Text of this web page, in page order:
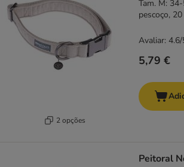
2 opções
Tam. M:
pescoço,
5,79 €
Avaliar:
Peitoral